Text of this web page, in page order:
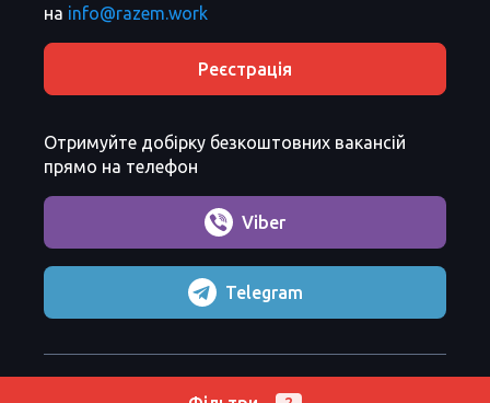
на info@razem.work
Реєстрація
Отримуйте добірку безкоштовних вакансій
прямо на телефон
Viber
Telegram